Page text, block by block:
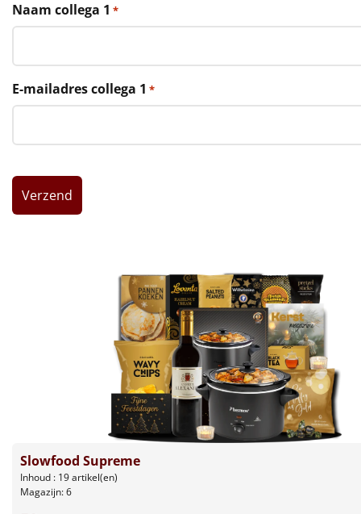
Luxe
Mannen
Vrouwen
Duurzaam
Leuke
Goedkope
Wake up light
NIEUW
Naam collega 1 *
E-mailadres collega 1 *
Slowfood Supreme
Inhoud : 19 artikel(en)
Magazijn: 6